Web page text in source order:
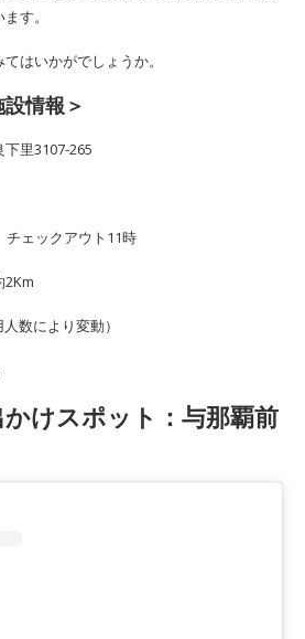
す。
はいかがでしょうか。
情報＞
里3107-265
チェックアウト11時
2Km
数により変動）
けスポット：与那覇前